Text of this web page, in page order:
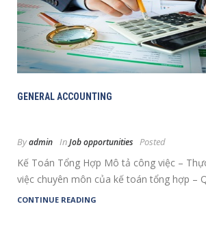
GENERAL ACCOUNTING
Byadmin InJob opportunities Posted
Kế Toán Tổng Hợp Mô tả công việc –
việc chuyên môn của kế toán tổng hợp –
CONTINUE READING